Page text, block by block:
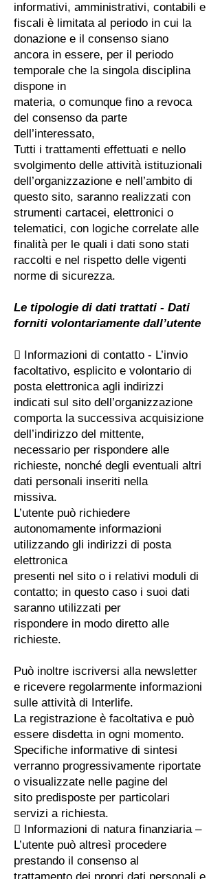
informativi, amministrativi, contabili e
fiscali è limitata al periodo in cui la
donazione e il consenso siano
ancora in essere, per il periodo
temporale che la singola disciplina
dispone in
materia, o comunque fino a revoca
del consenso da parte
dell’interessato,
Tutti i trattamenti effettuati e nello
svolgimento delle attività istituzionali
dell’organizzazione e nell’ambito di
questo sito, saranno realizzati con
strumenti cartacei, elettronici o
telematici, con logiche correlate alle
finalità per le quali i dati sono stati
raccolti e nel rispetto delle vigenti
norme di sicurezza.
Le tipologie di dati trattati - Dati
forniti volontariamente dall’utente
 Informazioni di contatto - L’invio
facoltativo, esplicito e volontario di
posta elettronica agli indirizzi
indicati sul sito dell’organizzazione
comporta la successiva acquisizione
dell’indirizzo del mittente,
necessario per rispondere alle
richieste, nonché degli eventuali altri
dati personali inseriti nella
missiva.
L’utente può richiedere
autonomamente informazioni
utilizzando gli indirizzi di posta
elettronica
presenti nel sito o i relativi moduli di
contatto; in questo caso i suoi dati
saranno utilizzati per
rispondere in modo diretto alle
richieste.
Può inoltre iscriversi alla newsletter
e ricevere regolarmente informazioni
sulle attività di Interlife.
La registrazione è facoltativa e può
essere disdetta in ogni momento.
Specifiche informative di sintesi
verranno progressivamente riportate
o visualizzate nelle pagine del
sito predisposte per particolari
servizi a richiesta.
 Informazioni di natura finanziaria –
L’utente può altresì procedere
prestando il consenso al